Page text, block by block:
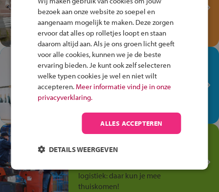
Verkeersspel!
Speel het Fiets Veilig Verkeersspel
en win een Cortina-fiets!
In de winkel ben je op je
plek!
Ontdek via het vmbo jouw talent
op de winkelvloer, waar elke dag
Jouw talent in de
Transport en Logistiek
logistiek: daar kun je mee
thuiskomen!
bezoek aan onze website zo soepel en
aangenaam mogelijk te maken. Deze zorgen
ervoor dat alles op rolletjes loopt en staan
daarom altijd aan. Als je ons groen licht geeft
voor alle cookies, kunnen we je de beste
ervaring bieden. Je kunt ook zelf selecteren
welke typen cookies je wel en niet wilt
accepteren. Meer informatie vind je in onze
privacyverklaring.
ALLES ACCEPTEREN
DETAILS WEERGEVEN